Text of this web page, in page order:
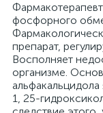
фосфорного
препарат,
Восполняет
организме.
1, 25-